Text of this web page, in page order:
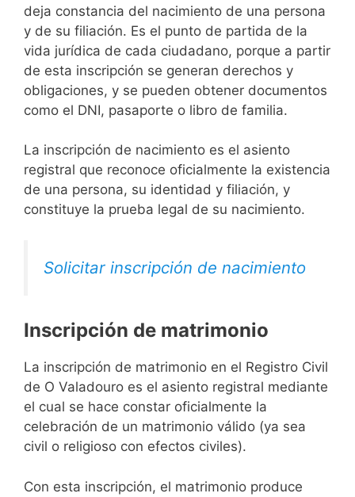
deja constancia del nacimiento de una persona
y de su filiación. Es el punto de partida de la
vida jurídica de cada ciudadano, porque a partir
de esta inscripción se generan derechos y
obligaciones, y se pueden obtener documentos
como el DNI, pasaporte o libro de familia.
La inscripción de nacimiento es el asiento
registral que reconoce oficialmente la existencia
de una persona, su identidad y filiación, y
constituye la prueba legal de su nacimiento.
Solicitar inscripción de nacimiento
Inscripción de matrimonio
La inscripción de matrimonio en el Registro Civil
de O Valadouro es el asiento registral mediante
el cual se hace constar oficialmente la
celebración de un matrimonio válido (ya sea
civil o religioso con efectos civiles).
Con esta inscripción, el matrimonio produce